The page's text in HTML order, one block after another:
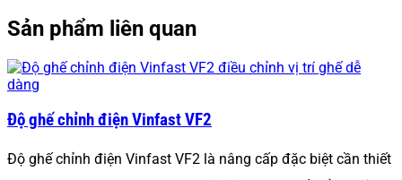
Sản phẩm liên quan
Độ ghế chỉnh điện Vinfast VF2
Độ ghế chỉnh điện Vinfast VF2 là nâng cấp đặc biệt cần thiết